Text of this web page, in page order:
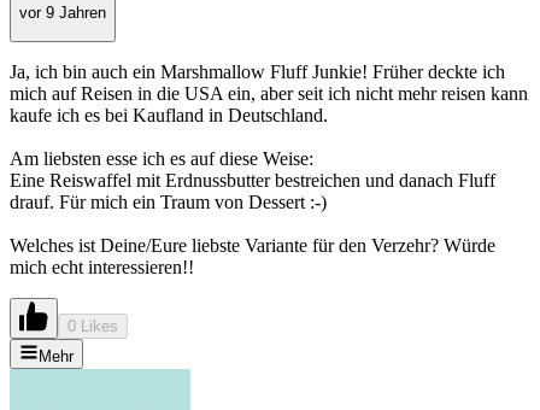
vor 9 Jahren
Ja, ich bin auch ein Marshmallow Fluff Junkie! Früher deckte ich
mich auf Reisen in die USA ein, aber seit ich nicht mehr reisen kann
kaufe ich es bei Kaufland in Deutschland.
Am liebsten esse ich es auf diese Weise:
Eine Reiswaffel mit Erdnussbutter bestreichen und danach Fluff
drauf. Für mich ein Traum von Dessert :-)
Welches ist Deine/Eure liebste Variante für den Verzehr? Würde
mich echt interessieren!!
0 Likes
Mehr